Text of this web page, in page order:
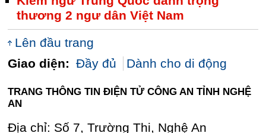
thương 2 ngư dân Việt Nam
Lên đầu trang
Giao diện: Đầy đủ Dành cho di động
TRANG THÔNG TIN ĐIỆN TỬ CÔNG AN TỈNH NGHỆ
AN
Địa chỉ: Số 7, Trường Thi, Nghệ An